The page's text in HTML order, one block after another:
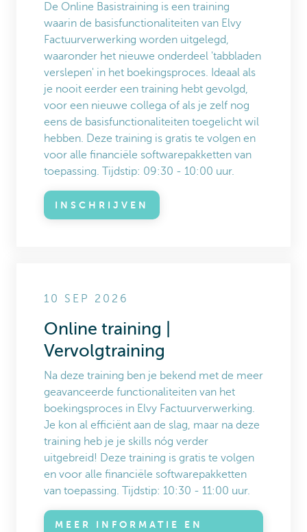
De Online Basistraining is een training
waarin de basisfunctionaliteiten van Elvy
Factuurverwerking worden uitgelegd,
waaronder het nieuwe onderdeel 'tabbladen
verslepen' in het boekingsproces. Ideaal als
je nooit eerder een training hebt gevolgd,
voor een nieuwe collega of als je zelf nog
eens de basisfunctionaliteiten toegelicht wil
hebben. Deze training is gratis te volgen en
voor alle financiële softwarepakketten van
toepassing. Tijdstip: 09:30 - 10:00 uur.
INSCHRIJVEN
10 SEP 2026
Online training |
Vervolgtraining
Na deze training ben je bekend met de meer
geavanceerde functionaliteiten van het
boekingsproces in Elvy Factuurverwerking.
Je kon al efficiënt aan de slag, maar na deze
training heb je je skills nóg verder
uitgebreid! Deze training is gratis te volgen
en voor alle financiële softwarepakketten
van toepassing. Tijdstip: 10:30 - 11:00 uur.
MEER INFORMATIE EN